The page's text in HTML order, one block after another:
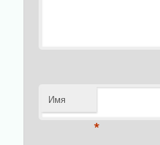
Имя
*